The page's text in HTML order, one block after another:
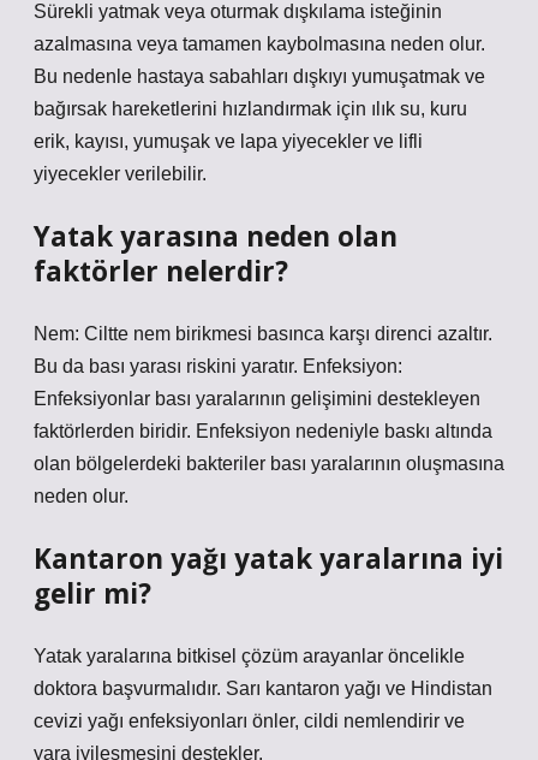
Sürekli yatmak veya oturmak dışkılama isteğinin
azalmasına veya tamamen kaybolmasına neden olur.
Bu nedenle hastaya sabahları dışkıyı yumuşatmak ve
bağırsak hareketlerini hızlandırmak için ılık su, kuru
erik, kayısı, yumuşak ve lapa yiyecekler ve lifli
yiyecekler verilebilir.
Yatak yarasına neden olan
faktörler nelerdir?
Nem: Ciltte nem birikmesi basınca karşı direnci azaltır.
Bu da bası yarası riskini yaratır. Enfeksiyon:
Enfeksiyonlar bası yaralarının gelişimini destekleyen
faktörlerden biridir. Enfeksiyon nedeniyle baskı altında
olan bölgelerdeki bakteriler bası yaralarının oluşmasına
neden olur.
Kantaron yağı yatak yaralarına iyi
gelir mi?
Yatak yaralarına bitkisel çözüm arayanlar öncelikle
doktora başvurmalıdır. Sarı kantaron yağı ve Hindistan
cevizi yağı enfeksiyonları önler, cildi nemlendirir ve
yara iyileşmesini destekler.